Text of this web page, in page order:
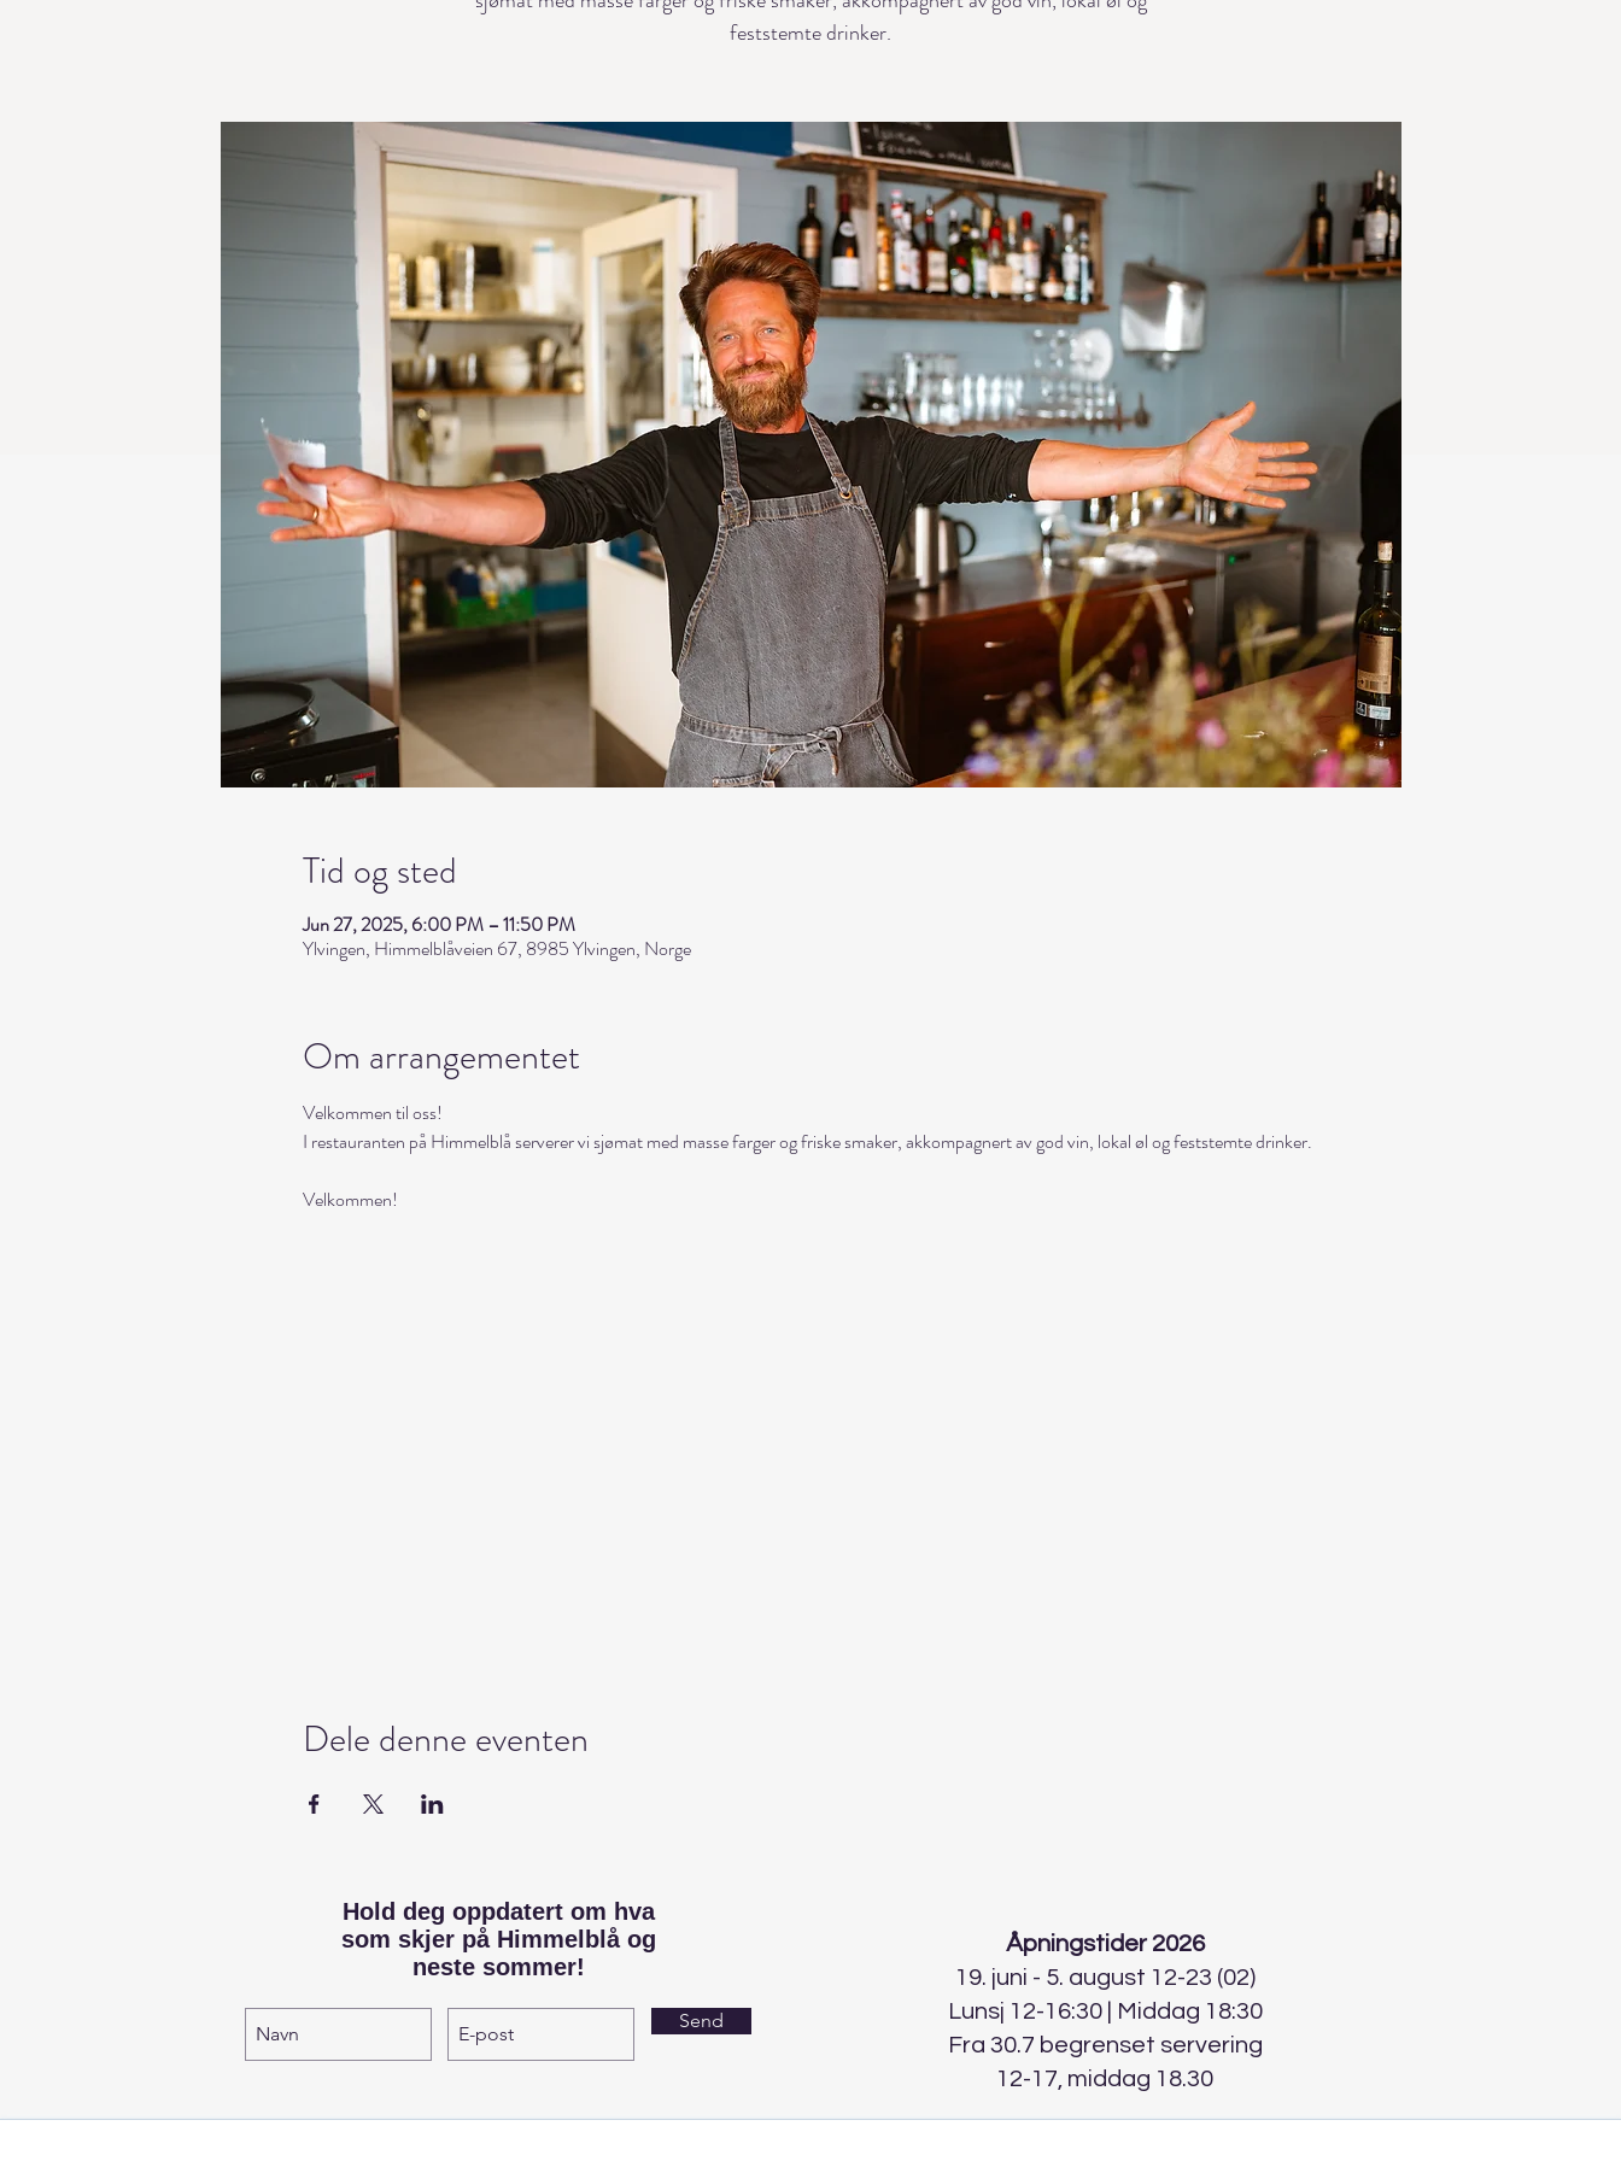
feststemte drinker.
Tid og sted
Jun 27, 2025, 6:00 PM – 11:50 PM
Ylvingen, Himmelblåveien 67, 8985 Ylvingen, Norge
Om arrangementet
Velkommen til oss!
I restauranten på Himmelblå serverer vi sjømat med masse farger og friske smaker, akkompagnert av god vin, lokal øl og feststemte drinker.
Velkommen!
Dele denne eventen
Hold deg oppdatert om hva
som skjer på Himmelblå og
neste sommer!
Send
Åpningstider 2026
19. juni - 5. august 12-23 (02)
Lunsj 12-16:30 | Middag 18:30
Fra 30.7 begrenset servering
12-17, middag 18.30